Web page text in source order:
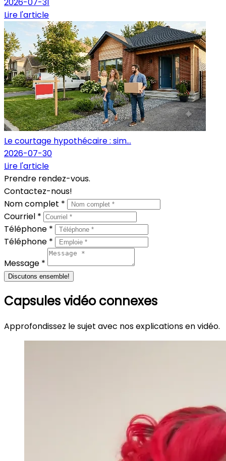
Lire l'article
Le courtage hypothécaire : sim...
2026-07-30
Lire l'article
Prendre rendez-vous.
Contactez-nous!
Nom complet *
Courriel *
Téléphone *
Téléphone *
Message *
Discutons ensemble!
Capsules vidéo connexes
Approfondissez le sujet avec nos explications en vidéo.